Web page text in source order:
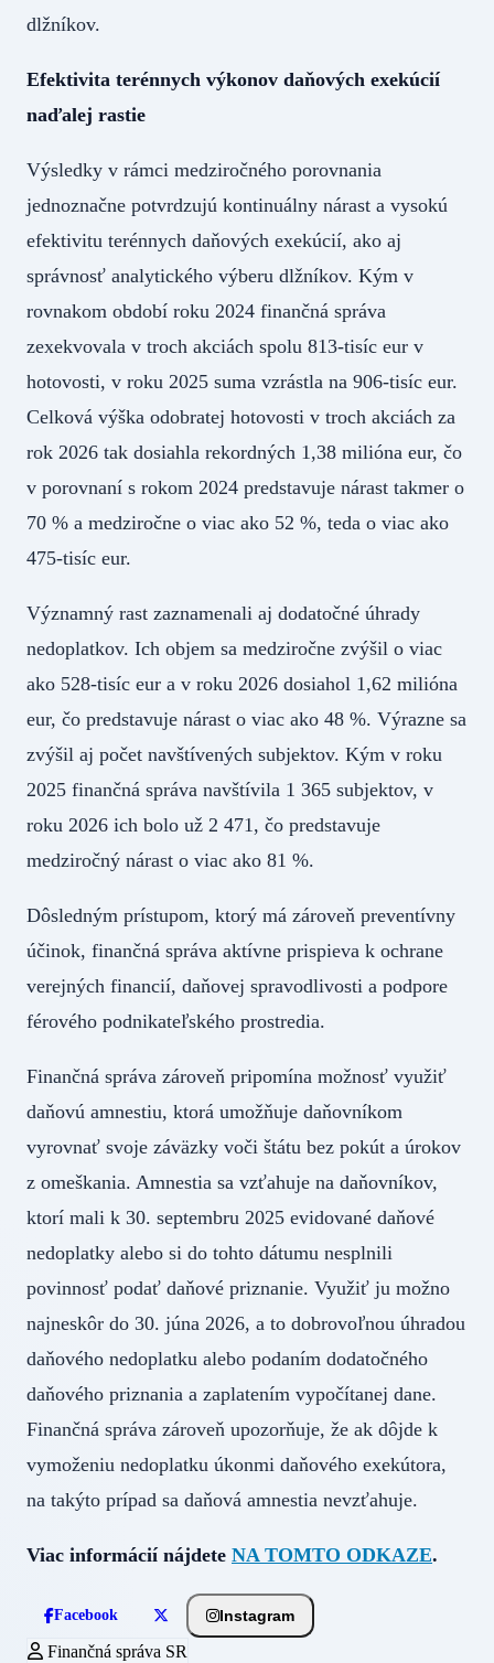
dlžníkov.
Efektivita terénnych výkonov daňových exekúcií
naďalej rastie
Výsledky v rámci medziročného porovnania
jednoznačne potvrdzujú kontinuálny nárast a vysokú
efektivitu terénnych daňových exekúcií, ako aj
správnosť analytického výberu dlžníkov. Kým v
rovnakom období roku 2024 finančná správa
zexekvovala v troch akciách spolu 813-tisíc eur v
hotovosti, v roku 2025 suma vzrástla na 906-tisíc eur.
Celková výška odobratej hotovosti v troch akciách za
rok 2026 tak dosiahla rekordných 1,38 milióna eur, čo
v porovnaní s rokom 2024 predstavuje nárast takmer o
70 % a medziročne o viac ako 52 %, teda o viac ako
475-tisíc eur.
Významný rast zaznamenali aj dodatočné úhrady
nedoplatkov. Ich objem sa medziročne zvýšil o viac
ako 528-tisíc eur a v roku 2026 dosiahol 1,62 milióna
eur, čo predstavuje nárast o viac ako 48 %. Výrazne sa
zvýšil aj počet navštívených subjektov. Kým v roku
2025 finančná správa navštívila 1 365 subjektov, v
roku 2026 ich bolo už 2 471, čo predstavuje
medziročný nárast o viac ako 81 %.
Dôsledným prístupom, ktorý má zároveň preventívny
účinok, finančná správa aktívne prispieva k ochrane
verejných financií, daňovej spravodlivosti a podpore
férového podnikateľského prostredia.
Finančná správa zároveň pripomína možnosť využiť
daňovú amnestiu, ktorá umožňuje daňovníkom
vyrovnať svoje záväzky voči štátu bez pokút a úrokov
z omeškania. Amnestia sa vzťahuje na daňovníkov,
ktorí mali k 30. septembru 2025 evidované daňové
nedoplatky alebo si do tohto dátumu nesplnili
povinnosť podať daňové priznanie. Využiť ju možno
najneskôr do 30. júna 2026, a to dobrovoľnou úhradou
daňového nedoplatku alebo podaním dodatočného
daňového priznania a zaplatením vypočítanej dane.
Finančná správa zároveň upozorňuje, že ak dôjde k
vymoženiu nedoplatku úkonmi daňového exekútora,
na takýto prípad sa daňová amnestia nevzťahuje.
Viac informácií nájdete NA TOMTO ODKAZE.
Facebook Instagram
Finančná správa SR